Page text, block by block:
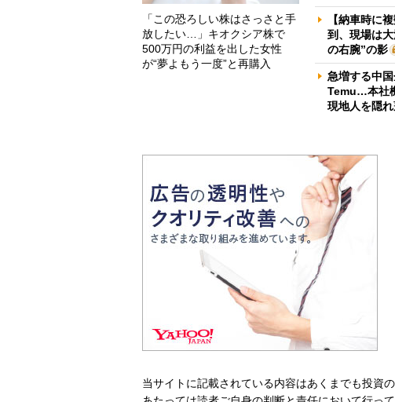
「この恐ろしい株はさっさと手
放したい…」キオクシア株で
500万円の利益を出した女性
が“夢よもう一度”と再購入
【納車時に
到、現場は
の右腕”の影
急増する中
Temu…本社
現地人を隠
当サイトに記載されている内容はあくまでも投資